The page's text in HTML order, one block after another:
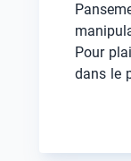
Pour
dans le